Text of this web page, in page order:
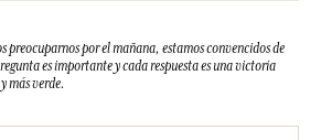
preocuparnos por el mañana, estamos convencidos de
es importante y cada respuesta es una victoria
más verde.